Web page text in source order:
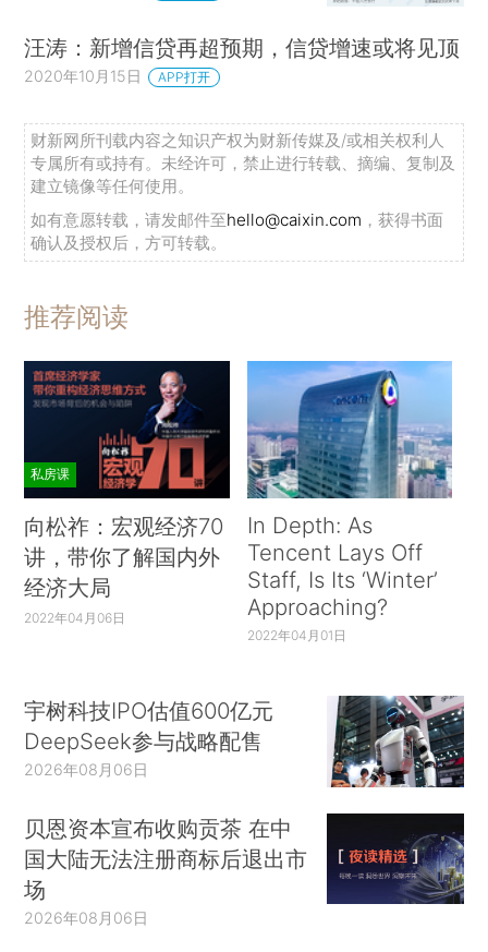
汪涛：新增信贷再超预期，信贷增速或将见顶
2020年10月15日 APP打开
财新网所刊载内容之知识产权为财新传媒及/或相关权利人
专属所有或持有。未经许可，禁止进行转载、摘编、复制及
建立镜像等任何使用。
如有意愿转载，请发邮件至hello@caixin.com ，获得书面
确认及授权后，方可转载。
推荐阅读
私房课
向松祚：宏观经济70
讲，带你了解国内外
经济大局
2022年04月06日
In Depth: As
Tencent Lays Off
Staff, Is Its ‘Winter’
Approaching?
2022年04月01日
宇树科技IPO估值600亿元
DeepSeek参与战略配售
2026年08月06日
贝恩资本宣布收购贡茶 在中
国大陆无法注册商标后退出市
场
2026年08月06日